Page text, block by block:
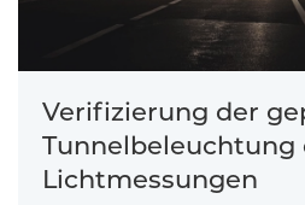
Verifizierung der
Tunnelbeleuchtung
Lichtmessungen